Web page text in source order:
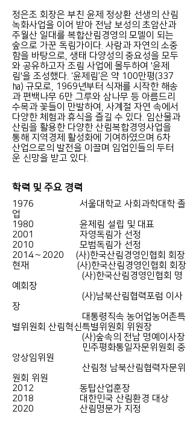
정은조 회장은 부친 윤제 정상환 선생의 산림
녹화사업을 이어 받아 전남 보성의 초암산과
주월산 일대를 복합산림경영의 모델이 되는
숲으로 가꾼 독림가이다. 사람과 자연의 소중
함을 바탕으로, 생태 다양성의 중요성을 모두
와 공유하고자 조림 사업에 몰두하여 '윤제
림'을 조성했다. ‘윤제림’은 약 100만평(337
㏊) 규모로, 1969년부터 식재를 시작한 해송
과 편백나무 6만 그루와 삼나무 등 아름드리
수목과 꽃들이 만발하여, 사계절 자연 속에서
다양한 체험과 휴식을 즐길 수 있다. 임산물과
산림을 활용한 다양한 산림복합경영사업을
통해 지역경제 활성화에 기여하였으며 6차
산업으로의 발전을 이끌며 임업인들의 두터
운 신망을 받고 있다.
학력 및 주요 경력
1976 서울대학교 사회과학대학 졸
업
1980 윤제림 설립 및 대표
2001 자영독림가 선정
2010 모범독림가 선정
2014∼2020 (사)한국산림경영인협회 회장
현재 (사)한국산림경영인협회 회장
(사)한국산림경영인협회 명
예회장
(사)남북산림협력포럼 이사
장
대통령직속 농어업농어촌특
별위원회 산림혁신특별위원회 위원장
(사)숲속의 전남 명예이사장
민주평화통일자문위원회 중
앙상임위원
산림청 남북산림협력자문위
원회 위원
2012 동탑산업훈장
2018 대한민국 산림환경 대상
2020 산림명문가 지정